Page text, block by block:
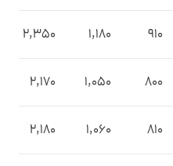
910
1,180
2,350
800
1,050
2,170
810
1,060
2,180